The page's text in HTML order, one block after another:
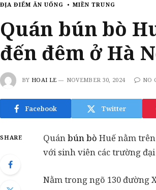
ĐỊA ĐIỂM ĂN UỐNG MIỀN TRUNG
Quán bún bò
đến đêm ở Hà
BY HOAI LE NOVEMBER 30, 2024 NO
Facebook Twitter
SHARE Quánbún bò Huế nằm
với sinh viên các trường
Nằm trong ngõ 130 đường